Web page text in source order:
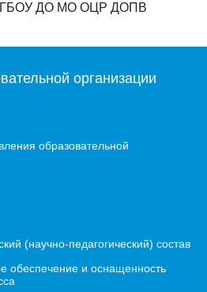
ГБОУ ДО МО ОЦР ДОПВ
организации
образовательной
(научно-педагогический) состав
обеспечение и оснащенность